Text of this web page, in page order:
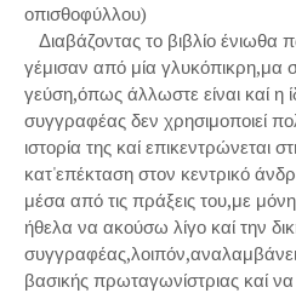
οπισθοφύλλου)
Διαβάζοντας το βιβλίο
γέμισαν από μία γλυκόπικρη,μα
γεύση,όπως άλλωστε είναι καί η
συγγραφέας δεν χρησιμοποιεί
ιστορία της καί επικεντρώνεται
κατ'επέκταση στον κεντρικό
μέσα από τις πράξεις του,με
ήθελα να ακούσω λίγο καί την
βασικής πρωταγωνίστριας καί